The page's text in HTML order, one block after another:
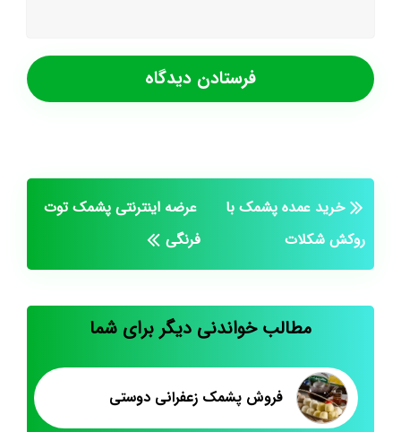
خرید عمده پشمک با
روکش شکلات
عرضه اینترنتی پشمک توت
فرنگی
مطالب خواندنی دیگر برای شما
فروش پشمک زعفرانی دوستی